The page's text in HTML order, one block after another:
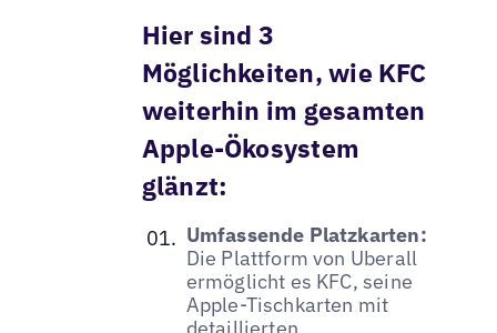
Hier sind 3
Möglichkeiten, wie KFC
weiterhin im gesamten
Apple-Ökosystem
glänzt:
Umfassende Platzkarten:
Die Plattform von Uberall
ermöglicht es KFC, seine
Apple-Tischkarten mit